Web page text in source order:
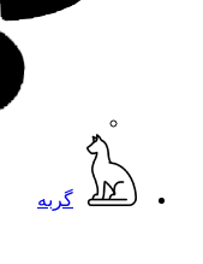
گربه